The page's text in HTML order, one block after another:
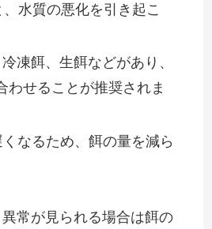
水質の悪化を引き起こ
凍餌、生餌などがあり、
わせることが推奨されま
なるため、餌の量を減ら
常が見られる場合は餌の